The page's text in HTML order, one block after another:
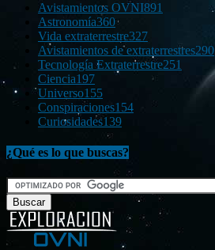
Avistamientos OVNI891
Astronomía360
Vida extraterrestre327
Avistamientos de extraterrestres290
Tecnología Extraterrestre251
Ciencia197
Universo155
Conspiraciones154
Curiosidades139
¿Qué es lo que buscas?